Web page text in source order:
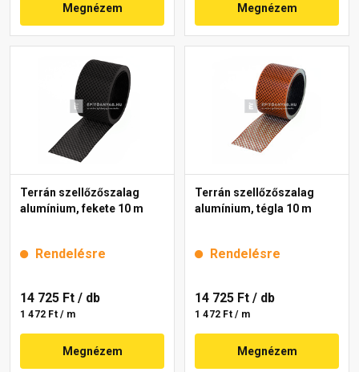
Megnézem Megnézem
Terrán szellőzőszalag
alumínium, fekete 10 m
Rendelésre
14 725 Ft / db
1 472 Ft / m
Megnézem
Terrán szellőzőszalag
alumínium, tégla 10 m
Rendelésre
14 725 Ft / db
1 472 Ft / m
Megnézem